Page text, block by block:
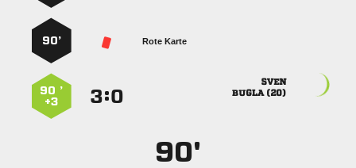
Rote Karte
90’

 
:
90 ’
+3
90'